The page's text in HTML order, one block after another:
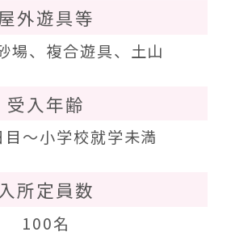
屋外遊具等
場、複合遊具、土山
受入年齢
～小学校就学未満
入所定員数
100名